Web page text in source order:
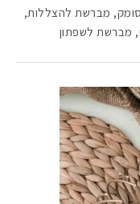
מברשת להצללות,
מברשת לשפתון